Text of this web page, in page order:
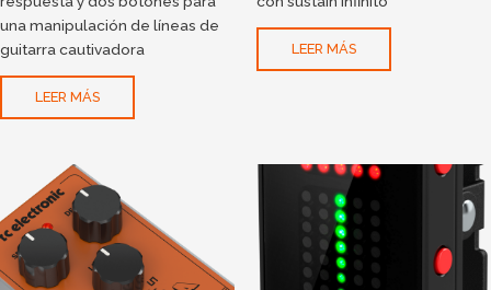
una manipulación de líneas de
guitarra cautivadora
LEER MÁS
LEER MÁS